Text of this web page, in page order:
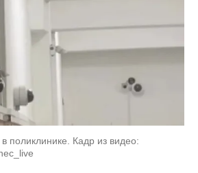
поликлинике. Кадр из видео: